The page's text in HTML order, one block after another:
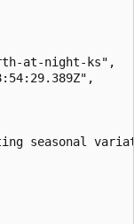
at-night-ks",
seasonal